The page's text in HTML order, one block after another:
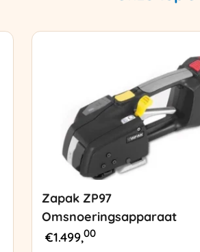
Zapak ZP97
Omsnoeringsapparaat
€1.499,00